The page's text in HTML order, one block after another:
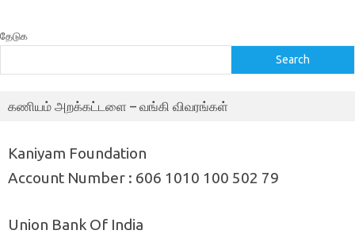
தேடுக
Search
கணியம் அறக்கட்டளை – வங்கி விவரங்கள்
Kaniyam Foundation
Account Number : 606 1010 100 502 79
Union Bank Of India